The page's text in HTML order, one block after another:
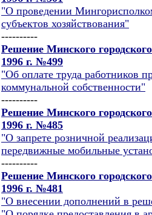
"О проведении
субъектов хозяйствования"
----------
Решение Минского
1996 г. №499
"Об оплате труда работников
коммунальной собственности"
----------
Решение Минского
1996 г. №485
"О запрете розничной
передвижные мобильные
----------
Решение Минского
1996 г. №481
"О внесении дополнений в